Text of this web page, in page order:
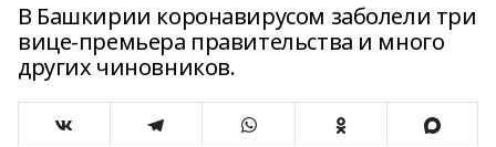
В Башкирии коронавирусом заболели три
вице-премьера правительства и много
других чиновников.